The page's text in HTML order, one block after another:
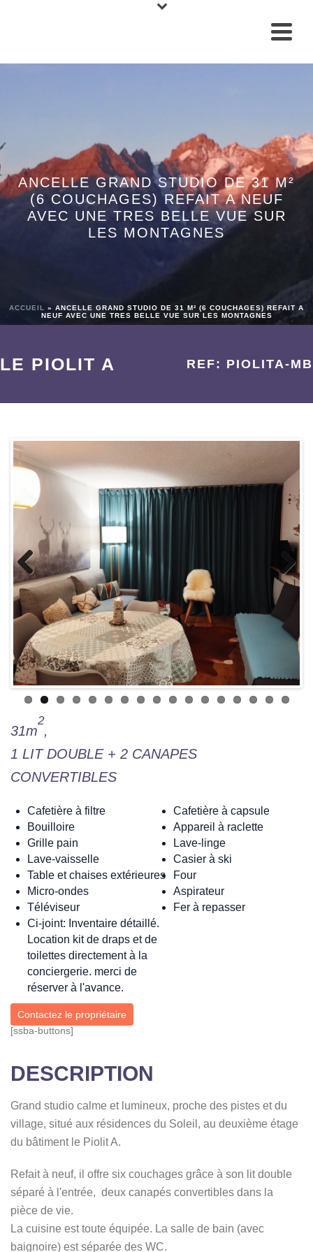
ANCELLE GRAND STUDIO DE 31 M²
(6 COUCHAGES) REFAIT A NEUF
AVEC UNE TRES BELLE VUE SUR
LES MONTAGNES
ACCUEIL » ANCELLE GRAND STUDIO DE 31 M² (6 COUCHAGES) REFAIT A
NEUF AVEC UNE TRES BELLE VUE SUR LES MONTAGNES
LE PIOLIT A REF: PIOLITA-MB
Previo
us
Next
31m
2
,
1 LIT DOUBLE + 2 CANAPES
CONVERTIBLES
Cafetière à filtre
Cafetière à capsule
Bouilloire
Appareil à raclette
Grille pain
Lave-linge
Lave-vaisselle
Casier à ski
Table et chaises extérieures
Four
Micro-ondes
Aspirateur
Téléviseur
Fer à repasser
Ci-joint: Inventaire détaillé.
Location kit de draps et de
toilettes directement à la
conciergerie. merci de
réserver à l'avance.
Contactez le propriétaire
[ssba-buttons]
DESCRIPTION
Grand studio calme et lumineux, proche des pistes et du
village, situé aux résidences du Soleil, au deuxième étage
du bâtiment le Piolit A.
Refait à neuf, il offre six couchages grâce à son lit double
séparé à l'entrée, deux canapés convertibles dans la
pièce de vie.
La cuisine est toute équipée. La salle de bain (avec
baignoire) est séparée des WC.